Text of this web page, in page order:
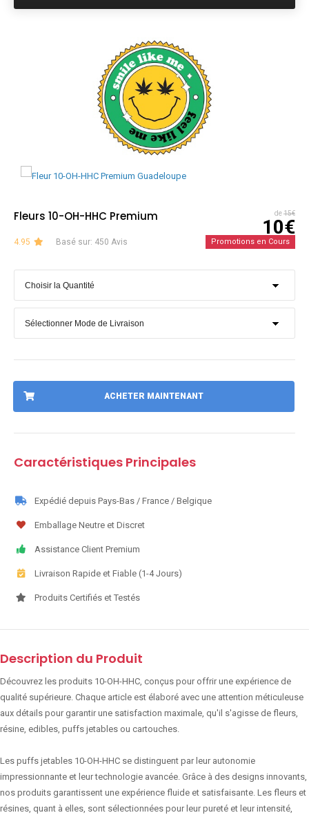
Fleurs 10-OH-HHC Premium de15€
10€
4.95 Basé sur: 450 Avis Promotions en Cours
ACHETER MAINTENANT
Caractéristiques Principales
Expédié depuis Pays-Bas / France / Belgique
Emballage Neutre et Discret
Assistance Client Premium
Livraison Rapide et Fiable (1-4 Jours)
Produits Certifiés et Testés
Description du Produit
Découvrez les produits 10-OH-HHC, conçus pour offrir une expérience de
qualité supérieure. Chaque article est élaboré avec une attention méticuleuse
aux détails pour garantir une satisfaction maximale, qu'il s'agisse de fleurs,
résine, edibles, puffs jetables ou cartouches.
Les puffs jetables 10-OH-HHC se distinguent par leur autonomie
impressionnante et leur technologie avancée. Grâce à des designs innovants,
nos produits garantissent une expérience fluide et satisfaisante. Les fleurs et
résines, quant à elles, sont sélectionnées pour leur pureté et leur intensité,